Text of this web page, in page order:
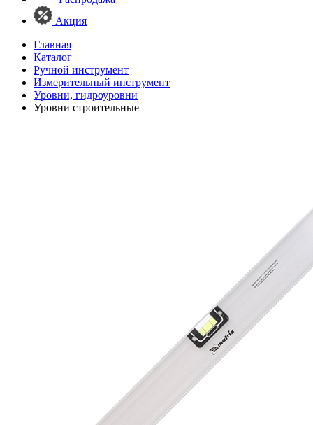
Акция
Главная
Каталог
Ручной инструмент
Измерительный инструмент
Уровни, гидроуровни
Уровни строительные